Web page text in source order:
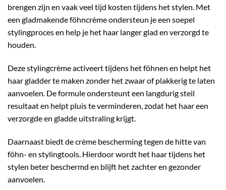
brengen zijn en vaak veel tijd kosten tijdens het stylen. Met
een gladmakende föhncrème ondersteun je een soepel
stylingproces en help je het haar langer glad en verzorgd te
houden.
Deze stylingcrème activeert tijdens het föhnen en helpt het
haar gladder te maken zonder het zwaar of plakkerig te laten
aanvoelen. De formule ondersteunt een langdurig steil
resultaat en helpt pluis te verminderen, zodat het haar een
verzorgde en gladde uitstraling krijgt.
Daarnaast biedt de crème bescherming tegen de hitte van
föhn- en stylingtools. Hierdoor wordt het haar tijdens het
stylen beter beschermd en blijft het zachter en gezonder
aanvoelen.